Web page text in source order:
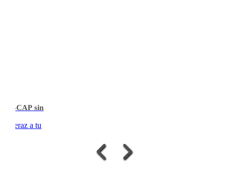
T-CAP sin
veraz a tu